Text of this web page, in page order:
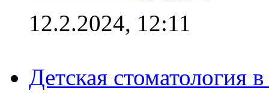
12.2.2024, 12:11
Детская стоматология